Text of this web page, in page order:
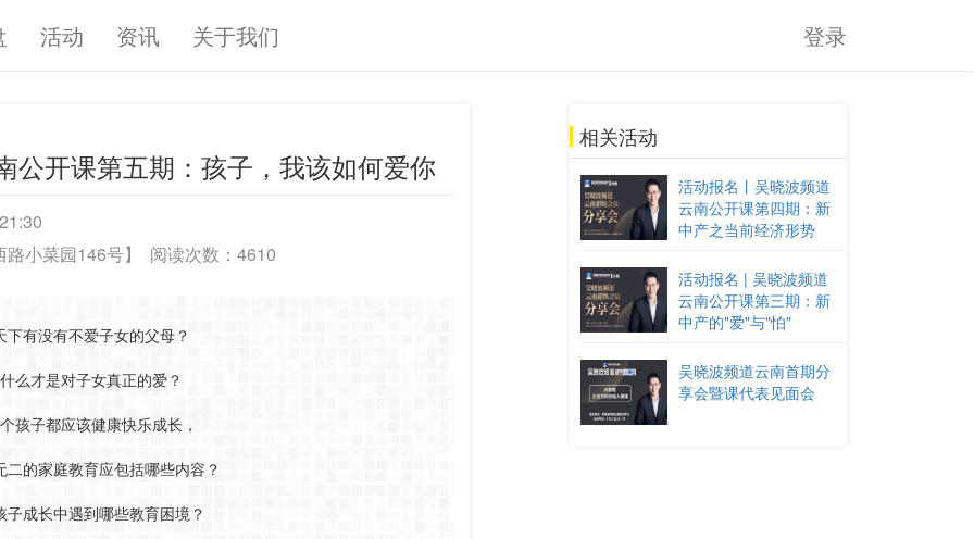
登录
活动 资讯 关于我们
公开课第五期：孩子，我该如何爱你
小菜园146号】
阅读次数：4610
下有没有不爱子女的父母？
什么才是对子女真正的爱？
孩子都应该健康快乐成长，
二的家庭教育应包括哪些内容？
子成长中遇到哪些教育困境？
相关活动
活动报名丨吴晓波频道
云南公开课第四期：新
中产之当前经济形势
活动报名 | 吴晓波频道
云南公开课第三期：新
中产的"爱"与"怕"
吴晓波频道云南首期分
享会暨课代表见面会